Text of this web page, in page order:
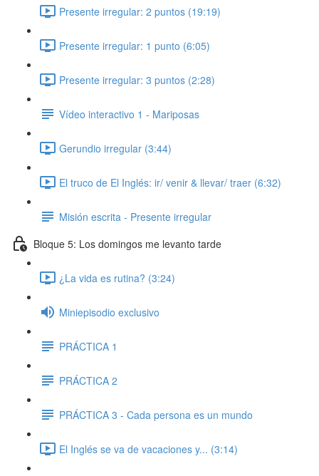
Presente irregular: 2 puntos (19:19)
Presente irregular: 1 punto (6:05)
Presente irregular: 3 puntos (2:28)
Vídeo interactivo 1 - Mariposas
Gerundio irregular (3:44)
El truco de El Inglés: ir/ venir & llevar/ traer (6:32)
Misión escrita - Presente irregular
Bloque 5: Los domingos me levanto tarde
¿La vida es rutina? (3:24)
Miniepisodio exclusivo
PRÁCTICA 1
PRÁCTICA 2
PRÁCTICA 3 - Cada persona es un mundo
El Inglés se va de vacaciones y... (3:14)